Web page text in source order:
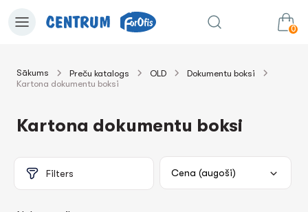
0
uz grozu
Sākums Preču katalogs OLD
Dokumentu boksi
Kartona dokumentu boksi
Kartona dokumentu boksi
Filters